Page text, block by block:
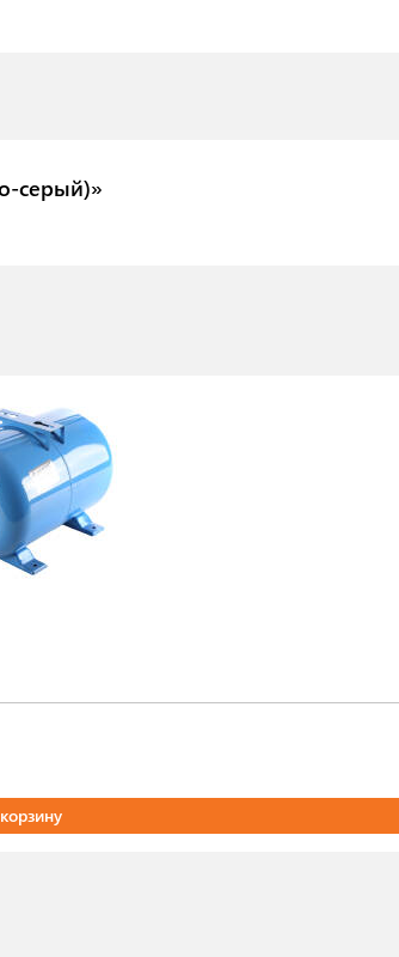
серый)»